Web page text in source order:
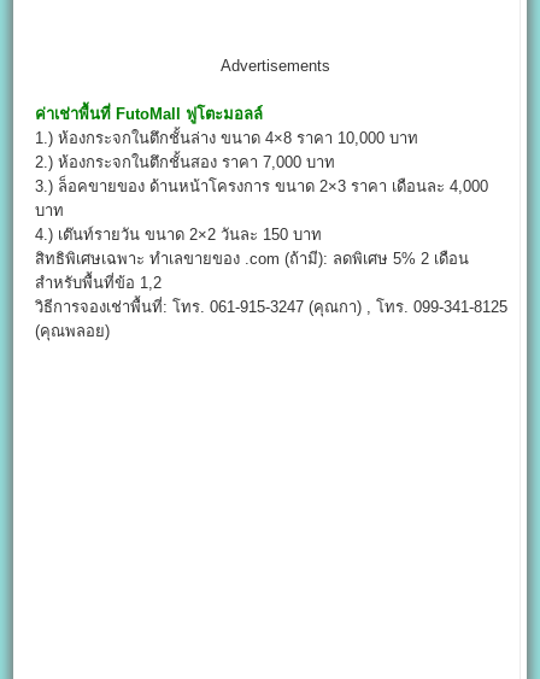
Advertisements
ค่าเช่าพื้นที่ FutoMall ฟูโตะมอลล์
1.) ห้องกระจกในตึกชั้นล่าง ขนาด 4×8 ราคา 10,000 บาท
2.) ห้องกระจกในตึกชั้นสอง ราคา 7,000 บาท
3.) ล็อคขายของ ด้านหน้าโครงการ ขนาด 2×3 ราคา เดือนละ 4,000
บาท
4.) เต๊นท์รายวัน ขนาด 2×2 วันละ 150 บาท
สิทธิพิเศษเฉพาะ ทำเลขายของ .com (ถ้ามี): ลดพิเศษ 5% 2 เดือน
สำหรับพื้นที่ข้อ 1,2
วิธีการจองเช่าพื้นที่: โทร. 061-915-3247 (คุณกา) , โทร. 099-341-8125
(คุณพลอย)